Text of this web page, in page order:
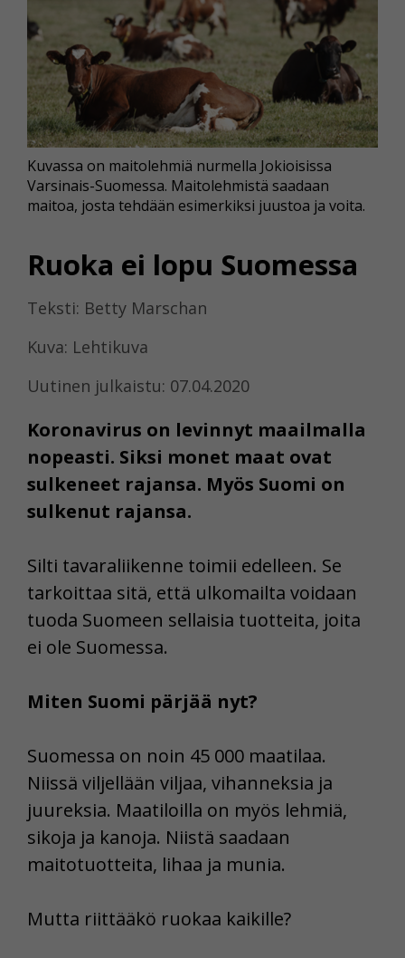
Ruoka ei lopu Suomessa
Teksti: Betty Marschan
Kuva: Lehtikuva
Uutinen julkaistu: 07.04.2020
Koronavirus on levinnyt maailmalla
nopeasti. Siksi monet maat ovat
sulkeneet rajansa. Myös Suomi on
sulkenut rajansa.
Kuvassa on maitolehmiä nurmella Jokioisissa
Varsinais-Suomessa. Maitolehmistä saadaan
maitoa, josta tehdään esimerkiksi juustoa ja voita.
Silti tavaraliikenne toimii edelleen. Se
tarkoittaa sitä, että ulkomailta voidaan
tuoda Suomeen sellaisia tuotteita, joita
ei ole Suomessa.
Miten Suomi pärjää nyt?
Suomessa on noin 45 000 maatilaa.
Niissä viljellään viljaa, vihanneksia ja
juureksia. Maatiloilla on myös lehmiä,
sikoja ja kanoja. Niistä saadaan
maitotuotteita, lihaa ja munia.
Mutta riittääkö ruokaa kaikille?